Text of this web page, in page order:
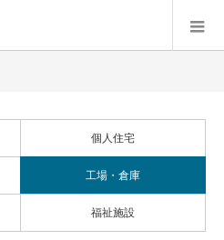
個人住宅
工場・倉庫
福祉施設